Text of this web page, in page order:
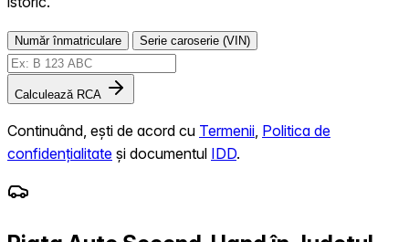
Număr înmatriculare Serie caroserie (VIN)
Calculează RCA
Continuând, ești de acord cu Termenii Politica de
confidențialitate și documentul IDD.